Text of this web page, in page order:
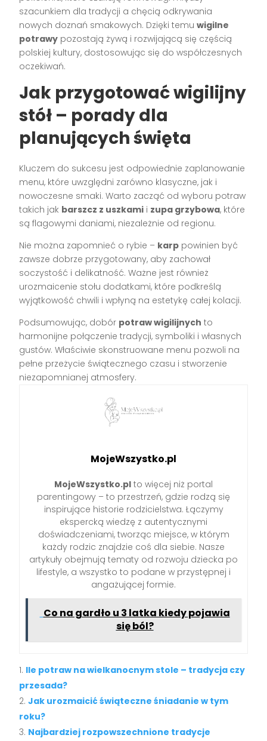
szacunkiem dla tradycji a chęcią odkrywania
nowych doznań smakowych. Dzięki temuwigilne
potrawy pozostają żywą i rozwijającą się częścią
polskiej kultury, dostosowując się do współczesnych
oczekiwań.
Jak przygotować wigilijny
stół – porady dla
planujących święta
Kluczem do sukcesu jest odpowiednie zaplanowanie
menu, które uwzględni zarówno klasyczne, jak i
nowoczesne smaki. Warto zacząć od wyboru potraw
takich jak barszcz z uszkami i zupa grzybowa, które
są flagowymi daniami, niezależnie od regionu.
Nie można zapomnieć o rybie – karp powinien być
zawsze dobrze przygotowany, aby zachował
soczystość i delikatność. Ważne jest również
urozmaicenie stołu dodatkami, które podkreślą
wyjątkowość chwili i wpłyną na estetykę całej kolacji.
Podsumowując, dobór potraw wigilijnych to
harmonijne połączenie tradycji, symboliki i własnych
gustów. Właściwie skonstruowane menu pozwoli na
pełne przeżycie świątecznego czasu i stworzenie
niezapomnianej atmosfery.
MojeWszystko.pl
MojeWszystko.pl to więcej niż portal
parentingowy – to przestrzeń, gdzie rodzą się
inspirujące historie rodzicielstwa. Łączymy
ekspercką wiedzę z autentycznymi
doświadczeniami, tworząc miejsce, w którym
każdy rodzic znajdzie coś dla siebie. Nasze
artykuły obejmują tematy od rozwoju dziecka po
lifestyle, a wszystko to podane w przystępnej i
angażującej formie.
Co na gardło u 3 latka kiedy pojawia
się ból?
Ile potraw na wielkanocnym stole – tradycja czy
przesada?
Jak urozmaicić świąteczne śniadanie w tym
roku?
Najbardziej rozpowszechnione tradycje